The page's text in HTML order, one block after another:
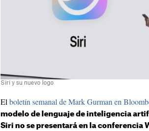
Siri y su nuevo logo
Elboletín semanal de Mark Gurman en
modelo de lenguaje de inteligencia
Siri no se presentará en la conferencia